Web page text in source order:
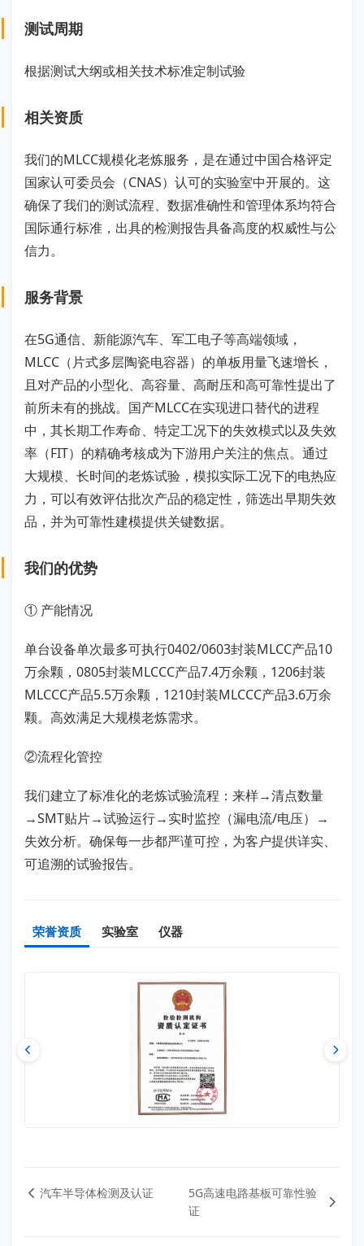
测试周期
根据测试大纲或相关技术标准定制试验
相关资质
我们的MLCC规模化老炼服务，是在通过中国合格评定
国家认可委员会（CNAS）认可的实验室中开展的。这
确保了我们的测试流程、数据准确性和管理体系均符合
国际通行标准，出具的检测报告具备高度的权威性与公
信力。
服务背景
在5G通信、新能源汽车、军工电子等高端领域，
MLCC（片式多层陶瓷电容器）的单板用量飞速增长，
且对产品的小型化、高容量、高耐压和高可靠性提出了
前所未有的挑战。国产MLCC在实现进口替代的进程
中，其长期工作寿命、特定工况下的失效模式以及失效
率（FIT）的精确考核成为下游用户关注的焦点。通过
大规模、长时间的老炼试验，模拟实际工况下的电热应
力，可以有效评估批次产品的稳定性，筛选出早期失效
品，并为可靠性建模提供关键数据。
我们的优势
① 产能情况
单台设备单次最多可执行0402/0603封装MLCC产品10
万余颗，0805封装MLCCC产品7.4万余颗，1206封装
MLCCC产品5.5万余颗，1210封装MLCCC产品3.6万余
颗。高效满足大规模老炼需求。
②流程化管控
我们建立了标准化的老炼试验流程：来样→清点数量
→SMT贴片→试验运行→实时监控（漏电流/电压）→
失效分析。确保每一步都严谨可控，为客户提供详实、
可追溯的试验报告。
荣誉资质 实验室 仪器
汽车半导体检测及认证
5G高速电路基板可靠性验
证